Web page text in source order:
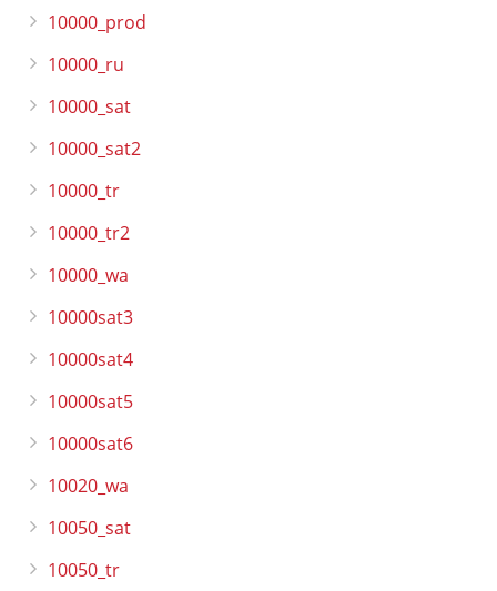
10000_prod
10000_ru
10000_sat
10000_sat2
10000_tr
10000_tr2
10000_wa
10000sat3
10000sat4
10000sat5
10000sat6
10020_wa
10050_sat
10050_tr